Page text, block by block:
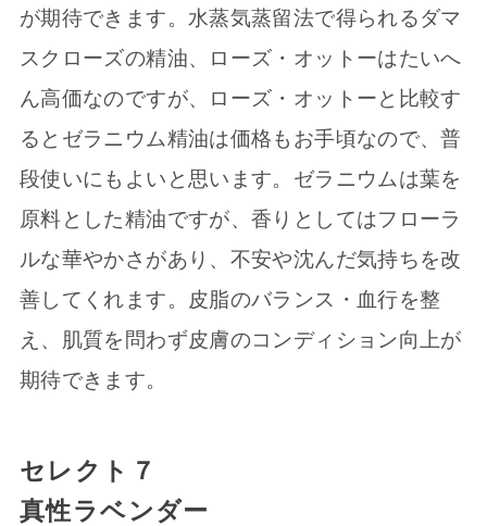
が期待できます。水蒸気蒸留法で得られるダマ
スクローズの精油、ローズ・オットーはたいへ
ん高価なのですが、ローズ・オットーと比較す
るとゼラニウム精油は価格もお手頃なので、普
段使いにもよいと思います。ゼラニウムは葉を
原料とした精油ですが、香りとしてはフローラ
ルな華やかさがあり、不安や沈んだ気持ちを改
善してくれます。皮脂のバランス・血行を整
え、肌質を問わず皮膚のコンディション向上が
期待できます。
セレクト７
真性ラベンダー